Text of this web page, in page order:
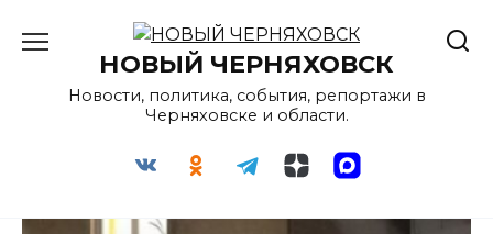
содержаниюНОВЫЙ ЧЕРНЯХОВСК
Новости, политика, события, репортажи в
Черняховске и области.